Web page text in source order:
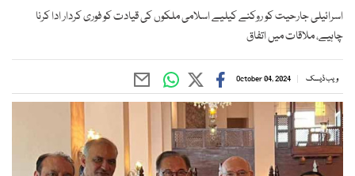
اسرائیلی جارحیت کو روکنے کیلیے اسلامی ملکوں کی قیادت کو فوری کردار ادا کرنا
چاہیے، ملاقات میں اتفاق
ویب ڈیسک October 04, 2024